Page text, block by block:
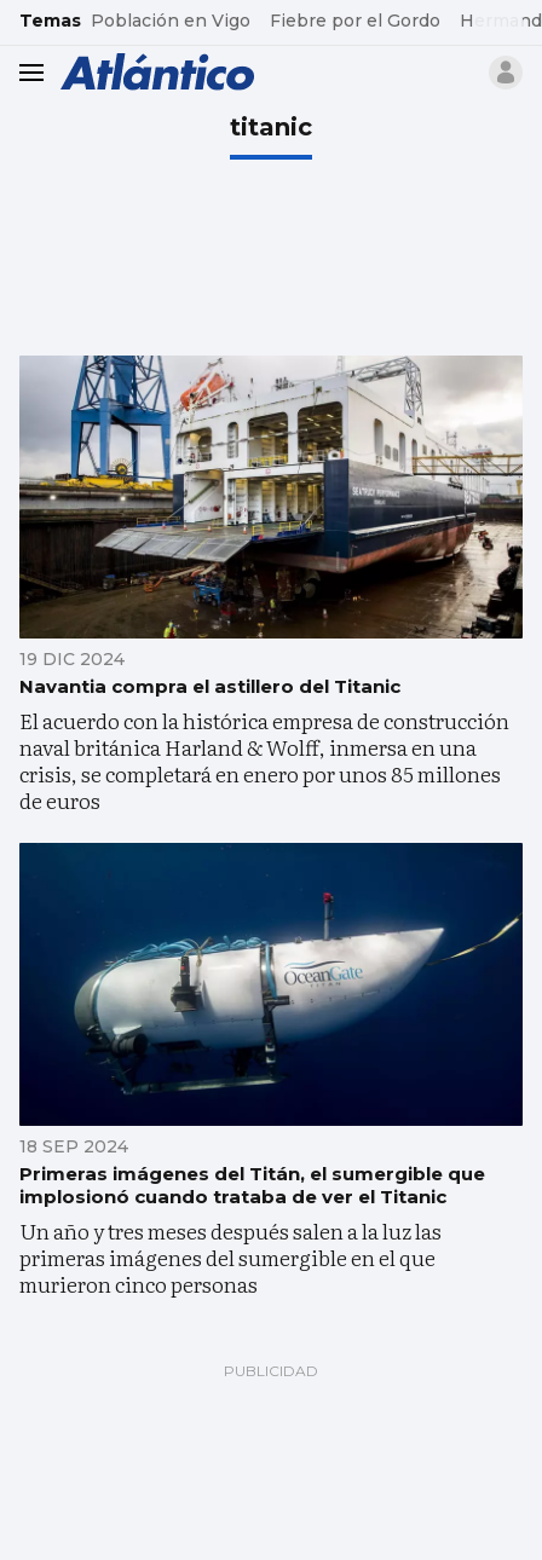
common.go-to-content
Temas Población en Vigo Fiebre por el Gordo
header.menu.open
titanic
19 DIC 2024
Navantia compra el astillero del Titanic
El acuerdo con la histórica empresa de construcción
naval británica Harland & Wolff, inmersa en una
crisis, se completará en enero por unos 85 millones
de euros
18 SEP 2024
Primeras imágenes del Titán, el sumergible que
implosionó cuando trataba de ver el Titanic
Un año y tres meses después salen a la luz las
primeras imágenes del sumergible en el que
murieron cinco personas